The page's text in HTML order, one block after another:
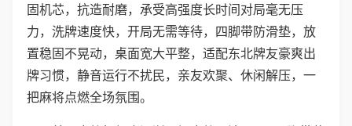
固机芯，抗造耐磨，承受高强度长时间对局毫无压
力，洗牌速度快，开局无需等待，四脚带防滑垫，放
置稳固不晃动，桌面宽大平整，适配东北牌友豪爽出
牌习惯，静音运行不扰民，亲友欢聚、休闲解压，一
把麻将点燃全场氛围。